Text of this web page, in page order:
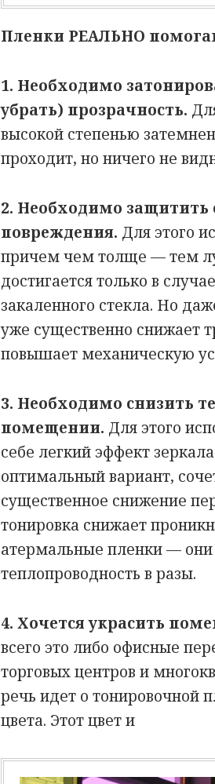
Пленки РЕАЛЬНО
1. Необходимо
убрать) прозрачность.
высокой степенью
проходит, но ничего не
2. Необходимо защитить
повреждения. Для этого
причем чем толще — тем
достигается только в
закаленного стекла. Но
уже существенно снижает
повышает механическую
3. Необходимо снизить
помещении. Для этого
себе легкий эффект
оптимальный вариант,
существенное снижение
тонировка снижает
атермальные пленки —
теплопроводность в разы.
4. Хочется украсить
всего это либо офисные
торговых центров и
речь идет о тонировочной
цвета. Этот цвет и